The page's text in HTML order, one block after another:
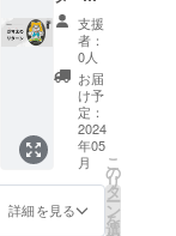
ただき誠に
ありがとう
す。今後
は、皆さん
の支援と応
援を糧に
キャラク
ターで企業
つきま
しては
大きさ
の増減
がある
場合が
ござい
ます。
予めご
了承く
ださ
③ 『ガ
マ太、
ガマ
代、ガ
キオ』
３人の
原画コ
ピー
（アー
トディ
レク
ター一
支援
者：
0人
お届
け予
定：
2024
年05
月
詳細を見る
こ
の
リ
タ
ー
ン
を
選